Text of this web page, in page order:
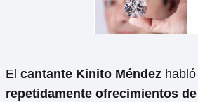
El cantante Kinito Méndez
repetidamente ofrecimientos